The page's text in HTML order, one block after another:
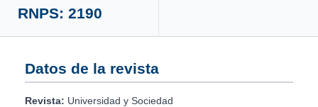
RNPS: 2190
Datos de la revista
Revista: Universidad y Sociedad